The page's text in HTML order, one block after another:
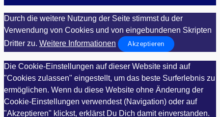
Durch die weitere Nutzung der Seite stimmst du der
Verwendung von Cookies und von eingebundenen Skripten
Dritter zu. Weitere Informationen Akzeptieren
Die Cookie-Einstellungen auf dieser Website sind auf
"Cookies zulassen" eingestellt, um das beste Surferlebnis zu
ermöglichen. Wenn du diese Website ohne Änderung der
Cookie-Einstellungen verwendest (Navigation) oder auf
"Akzeptieren" klickst, erklärst Du Dich damit einverstanden.